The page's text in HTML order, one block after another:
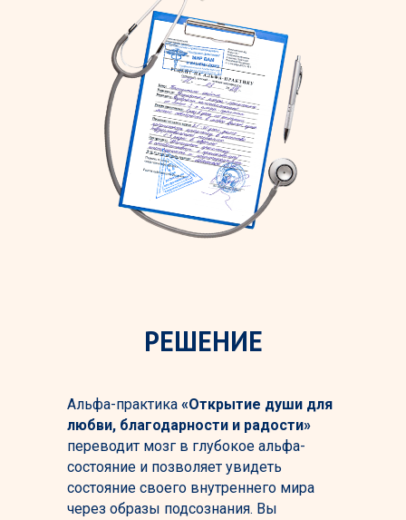
РЕШЕНИЕ
Альфа-практика «Открытие души для
любви, благодарности и радости»
переводит мозг в глубокое альфа-
состояние и позволяет увидеть
состояние своего внутреннего мира
через образы подсознания. Вы